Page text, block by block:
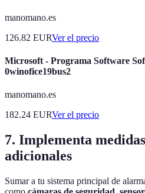
manomano.es
126.82 EURVer el precio
Microsoft - Programa Software
0winofice19bus2
manomano.es
182.24 EURVer el precio
7. Implementa
adicionales
Sumar a tu sistema principal de